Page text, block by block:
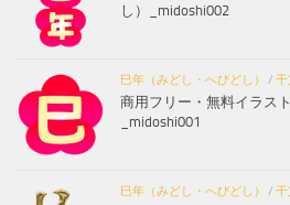
し）_midoshi002
巳年（みどし・へびどし） / 干
商用フリー・無料イラス
_midoshi001
巳年（みどし・へびどし） / 干